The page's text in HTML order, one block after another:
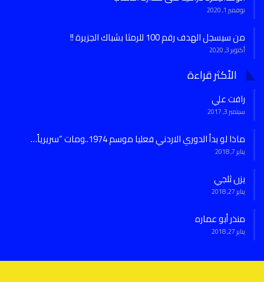
نوفمبر 1, 2020
من سيسجل الهدف رقم 100 للرمثا بشباك الجزيرة !!
أكتوبر 3, 2020
الأكثر قراءة
رافت علي
سبتمبر 3, 2017
ماذا لو بدأ الدوري الاردني فعليا موسم 1974..ومات “سريرياً…
يناير 7, 2018
يزن ثلجي
يناير 27, 2018
منذر أبو عماره
يناير 27, 2018